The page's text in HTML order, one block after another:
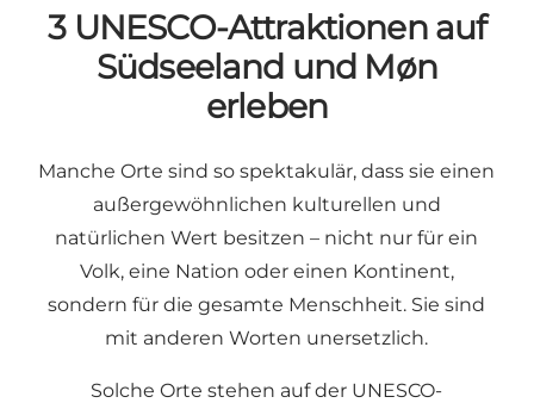
3 UNESCO-Attraktionen auf
Südseeland und Møn
erleben
Manche Orte sind so spektakulär, dass sie einen
außergewöhnlichen kulturellen und
natürlichen Wert besitzen – nicht nur für ein
Volk, eine Nation oder einen Kontinent,
sondern für die gesamte Menschheit. Sie sind
mit anderen Worten unersetzlich.
Solche Orte stehen auf der UNESCO-